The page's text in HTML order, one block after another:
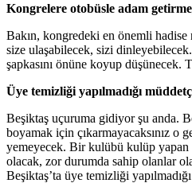
Kongrelere otobüsle adam
Bakın, kongredeki en önemli hadise
size ulaşabilecek, sizi
şapkasını önüne koyup düşünecek.
Üye temizliği yapılmadığı
Beşiktaş uçuruma gidiyor şu anda.
boyamak için çıkarmayacaksınız o
yemeyecek. Bir kulübü kulüp yapan
olacak, zor durumda sahip olanlar
Beşiktaş’ta üye temizliği